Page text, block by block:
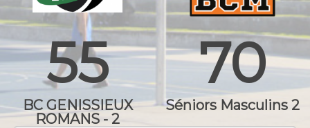
55 70
BC GENISSIEUX
ROMANS - 2
Séniors Masculins 2